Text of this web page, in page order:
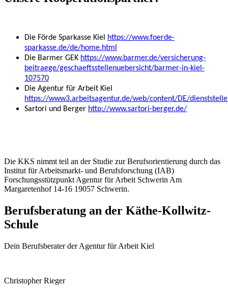
Die Förde Sparkasse Kiel
https://www.foerde-
sparkasse.de/de/home.html
Die Barmer GEK https://www.barmer.de/versicherung-
beitraege/geschaeftsstellenuebersicht/barmer-in-kiel-
107570
Die Agentur für Arbeit Kiel
https://www3.arbeitsagentur.de/web/content/DE/
Sartori und Berger http://www.sartori-berger.de/
Die KKS nimmt teil an der Studie zur Berufsorientierung durch das
Institut für Arbeitsmarkt- und Berufsforschung (IAB)
Forschungsstützpunkt Agentur für Arbeit Schwerin Am
Margaretenhof 14-16 19057 Schwerin.
Berufsberatung an der Käthe-Kollwitz-
Schule
Dein Berufsberater der Agentur für Arbeit Kiel
Christopher Rieger